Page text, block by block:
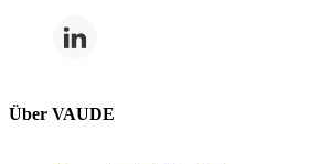
Über VAUDE